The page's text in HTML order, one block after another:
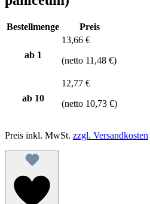
Bestellmenge Preis
ab 1
13,66 €
(netto 11,48 €)
ab 10
12,77 €
(netto 10,73 €)
Preis inkl. MwSt. zzgl. Versandkosten